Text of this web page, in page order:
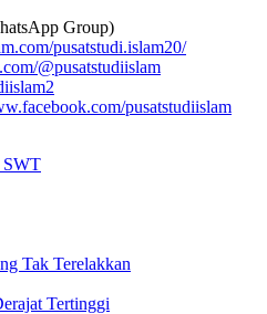
Group)
pusatstudi.islam20/
@pusatstudiislam
pusatstudiislam
SWT
Tak Terelakkan
Tertinggi